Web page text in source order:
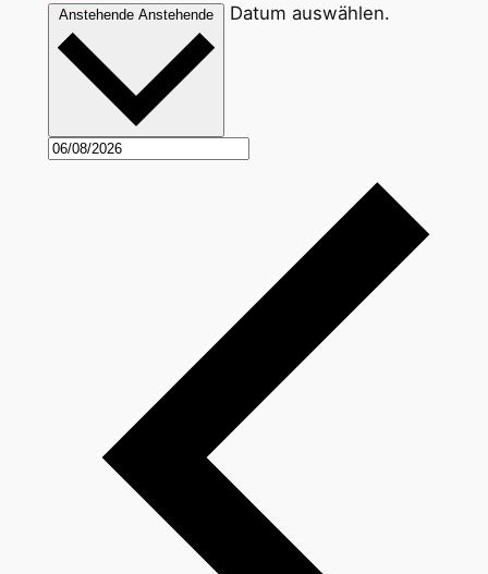
Anstehende Anstehende Datum auswählen.